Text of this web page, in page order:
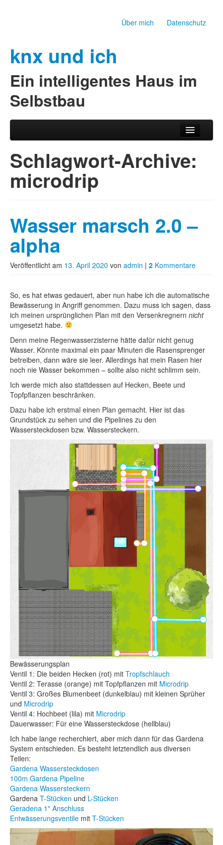
Über mich Datenschutz
knx und ich
Ein intelligentes Haus im
Selbstbau
Hauptmenü
Schlagwort-Archive:
microdrip
Wasser marsch 2.0 –
alpha
Veröffentlicht am 13. April 2020 von admin | 2 Kommentare
So, es hat etwas gedauert, aber nun habe ich die automatische
Bewässerung in Angriff genommen. Dazu muss ich sagen, dass
ich meinen ursprünglichen Plan mit den Versenkregnern nicht
umgesetzt habe.
Denn meine Regenwasserzisterne hätte dafür nicht genug
Wasser. Könnte maximal ein paar Minuten die Rasensprenger
betreiben, dann wäre sie leer. Allerdings hat mein Rasen hier
noch nie Wasser bekommen – sollte also nicht schlimm sein.
Ich werde mich also stattdessen auf Hecken, Beete und
Topfpflanzen beschränken.
Dazu habe ich erstmal einen Plan gemacht. Hier ist das
Grundstück zu sehen und die Pipelines zu den
Wassersteckdosen bzw. Wassersteckern.
Bewässerungsplan
Ventil 1: Die beiden Hecken (rot) mit Tropfschlauch
Ventil 2: Terasse (orange) mit Topfpflanzen mit Microdrip
Ventil 3: Großes Blumenbeet (dunkelblau) mit kleinen Sprüher
und Microdrip
Ventil 4: Hochbeet (lila) mit Microdrip
Dauerwasser: Für eine Wassersteckdose (hellblau)
Ich habe lange recherchiert, aber mich dann für das Gardena
System entschieden. Es besteht letztendlich aus diversen
Teilen:
Gardena Wassersteckdosen
100m Gardena Pipeline
Gardena Wassersteckern
Gardena T-Stücken und L-Stücken
Geradena 1″ Anschluss
Entwässerungsventile mit T-Stücken